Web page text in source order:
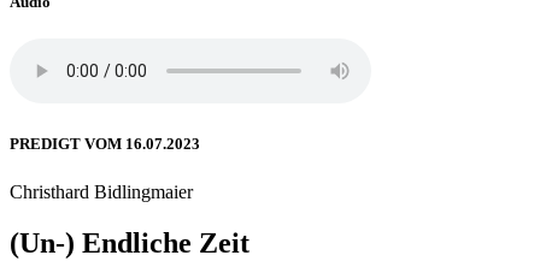
PREDIGT VOM 16.07.2023
Christhard Bidlingmaier
(Un-) Endliche Zeit